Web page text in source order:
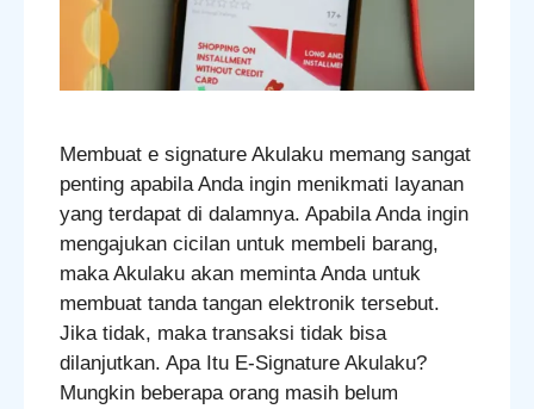
Membuat e signature Akulaku memang sangat
penting apabila Anda ingin menikmati layanan
yang terdapat di dalamnya. Apabila Anda ingin
mengajukan cicilan untuk membeli barang,
maka Akulaku akan meminta Anda untuk
membuat tanda tangan elektronik tersebut.
Jika tidak, maka transaksi tidak bisa
dilanjutkan. Apa Itu E-Signature Akulaku?
Mungkin beberapa orang masih belum